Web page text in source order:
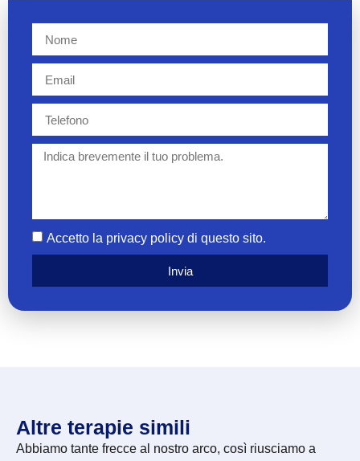
Accetto la privacy policy di questo sito.
Invia
Altre terapie simili
Abbiamo tante frecce al nostro arco, così riusciamo a